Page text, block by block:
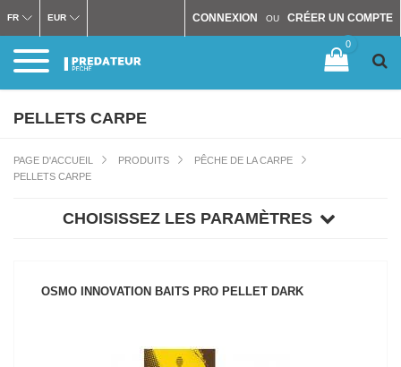
CONNEXION OU CRÉER UN COMPTE
FR EUR
0
PELLETS CARPE
PAGE D'ACCUEIL PRODUITS
PÊCHE DE LA CARPE
PELLETS CARPE
CHOISISSEZ LES PARAMÈTRES
OSMO INNOVATION BAITS PRO PELLET DARK